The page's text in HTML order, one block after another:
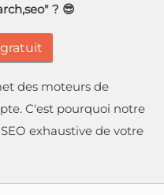
? 😎
des moteurs de
C'est pourquoi notre
exhaustive de votre